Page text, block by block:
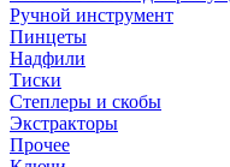
Ручной инструмент
Пинцеты
Надфили
Тиски
Степлеры и скобы
Экстракторы
Прочее